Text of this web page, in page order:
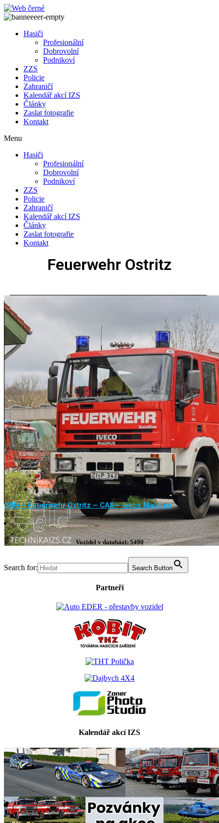
Přejít
k
Hasiči
Profesionální
Dobrovolní
Podnikoví
ZZS
Policie
Zahraničí
Kalendář akcí IZS
Články
Zaslat fotografie
Kontakt
Menu
Hasiči
Profesionální
Dobrovolní
Podnikoví
ZZS
Policie
Zahraničí
Kalendář akcí IZS
Články
Zaslat fotografie
Kontakt
Feuerwehr Ostritz
SRN – Feuerwehr Ostritz – CAS – Iveco Magirus
Vozidel v databázi: 5490
Search for: Search Button
Partneři
Kalendář akcí IZS